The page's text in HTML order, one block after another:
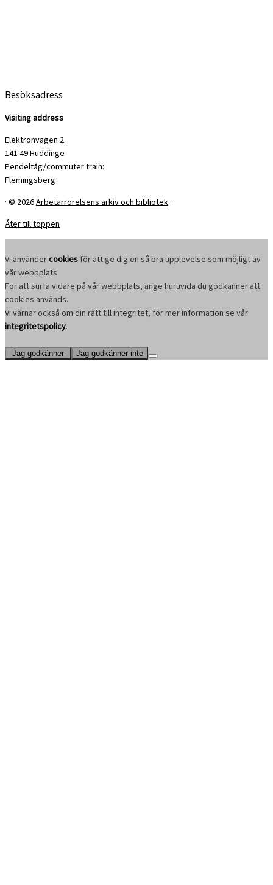
Besöksadress
Visiting address
Elektronvägen 2
141 49 Huddinge
Pendeltåg/commuter train:
Flemingsberg
· © 2026Arbetarrörelsens arkiv och bibliotek ·
Åter till toppen
Vi användercookies för att ge dig en så bra upplevelse som möjligt av
vår webbplats.
För att surfa vidare på vår webbplats, ange huruvida du godkänner att
cookies används.
Vi värnar också om din rätt till integritet, för mer information se vår
integritetspolicy.
Jag godkänner Jag godkänner inte